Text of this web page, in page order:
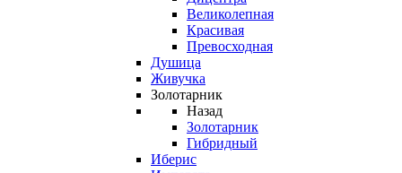
Великолепная
Красивая
Превосходная
Душица
Живучка
Золотарник
Назад
Золотарник
Гибридный
Иберис